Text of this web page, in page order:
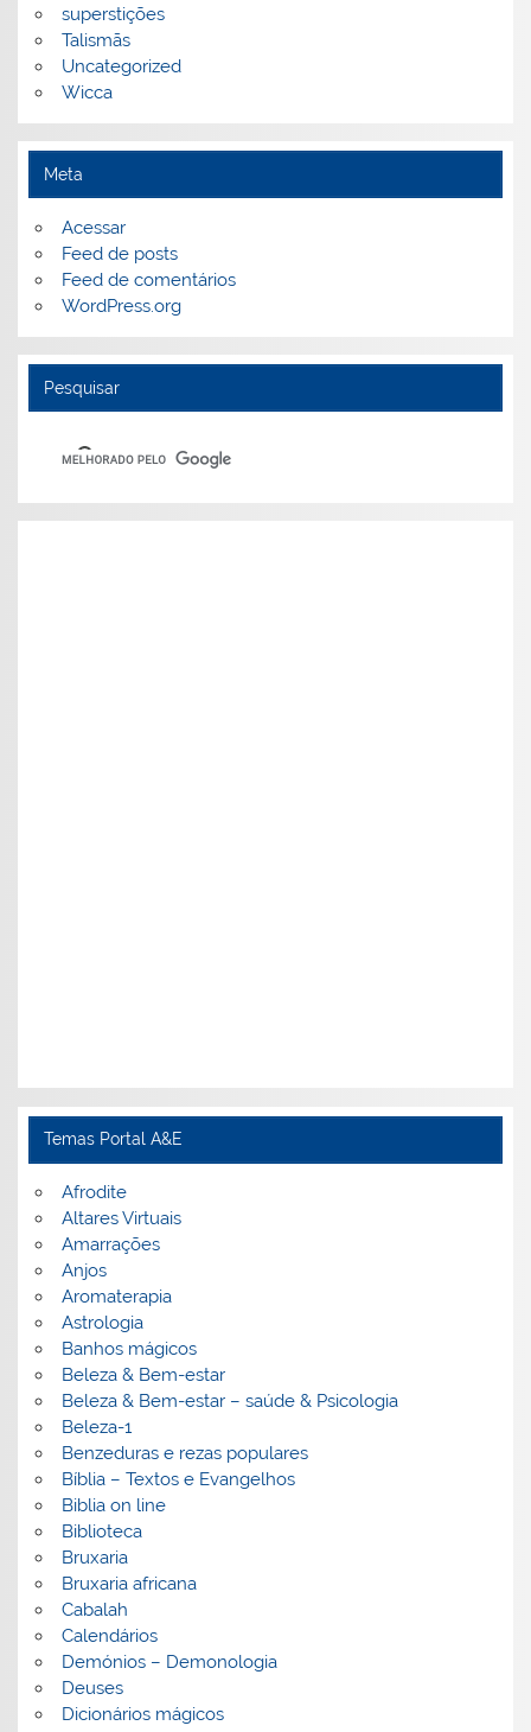
superstições
Talismãs
Uncategorized
Wicca
Meta
Acessar
Feed de posts
Feed de comentários
WordPress.org
Pesquisar
Temas Portal A&E
Afrodite
Altares Virtuais
Amarrações
Anjos
Aromaterapia
Astrologia
Banhos mágicos
Beleza & Bem-estar
Beleza & Bem-estar – saúde & Psicologia
Beleza-1
Benzeduras e rezas populares
Bíblia – Textos e Evangelhos
Biblia on line
Biblioteca
Bruxaria
Bruxaria africana
Cabalah
Calendários
Demónios – Demonologia
Deuses
Dicionários mágicos